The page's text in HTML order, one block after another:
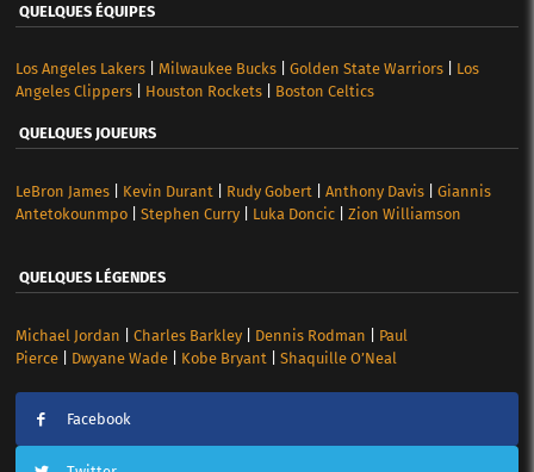
QUELQUES ÉQUIPES
Los Angeles Lakers| Milwaukee Bucks| Golden State Warriors| Los
Angeles Clippers| Houston Rockets| Boston Celtics
QUELQUES JOUEURS
LeBron James| Kevin Durant Rudy Gobert Anthony Davis| Giannis
Antetokounmpo| Stephen Curry| Luka Doncic| Zion Williamson
QUELQUES LÉGENDES
Michael Jordan Charles Barkley| Dennis Rodman
Paul
Pierce| Dwyane Wade| Kobe Bryant Shaquille O’Neal
Facebook